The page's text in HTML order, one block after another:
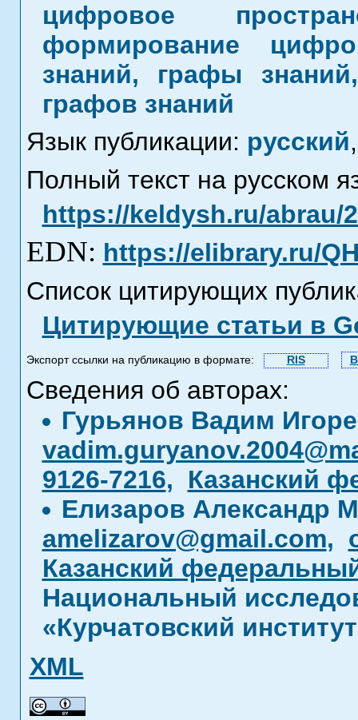
цифровое
формирование
знаний, графы
графов знаний
Язык публикации: русский,
Полный текст на русском
https://keldysh.ru/abrau/
EDN: https://elibrary.ru/
Список цитирующих
Цитирующие статьи в
Экспорт ссылки на публикацию в формате: RIS
Сведения об авторах:
Гурьянов Вадим
9126-7216, Казанский
Елизаров Александр
amelizarov@gmail.com,
Казанский
Национальный
«Курчатовский
XML